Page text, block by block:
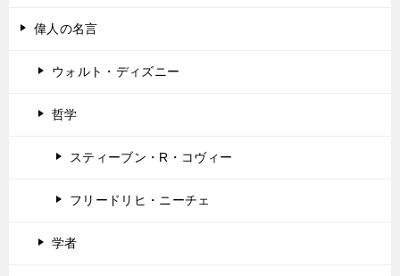
偉人の名言
ウォルト・ディズニー
哲学
スティーブン・R・コヴィー
フリードリヒ・ニーチェ
学者